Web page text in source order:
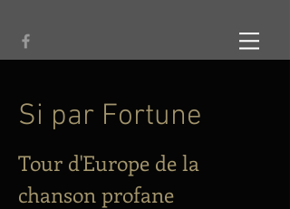
Si par Fortune
Tour d'Europe de la
chanson profane